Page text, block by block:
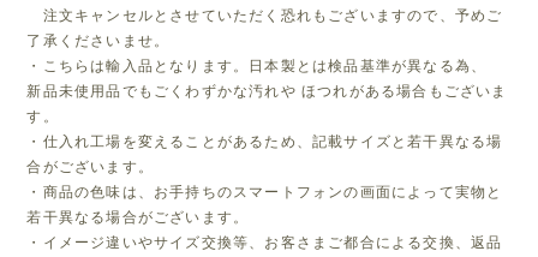
注文キャンセルとさせていただく恐れもございますので、予めご
了承くださいませ。
・こちらは輸入品となります。日本製とは検品基準が異なる為、
新品未使用品でもごくわずかな汚れや ほつれがある場合もございま
す。
・仕入れ工場を変えることがあるため、記載サイズと若干異なる場
合がございます。
・商品の色味は、お手持ちのスマートフォンの画面によって実物と
若干異なる場合がございます。
・イメージ違いやサイズ交換等、お客さまご都合による交換、返品